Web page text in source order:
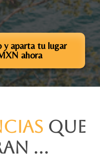
y aparta tu lugar
ahora
que
...